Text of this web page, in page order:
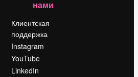
нами
Клиентская
поддержка
Instagram
YouTube
LinkedIn